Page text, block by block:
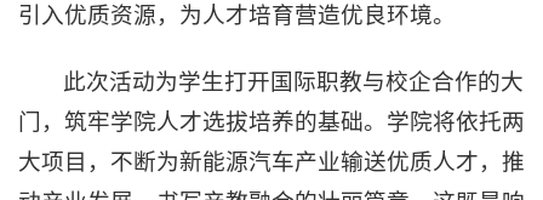
引入优质资源，为人才培育营造优良环境。
此次活动为学生打开国际职教与校企合作的大
门，筑牢学院人才选拔培养的基础。学院将依托两
大项目，不断为新能源汽车产业输送优质人才，推